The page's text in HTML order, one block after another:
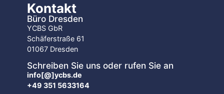
Kontakt
Büro Dresden
YCBS GbR
Schäferstraße 61
01067 Dresden
Schreiben Sie uns oder rufen Sie an
info[@]ycbs.de
+49 351 5633164